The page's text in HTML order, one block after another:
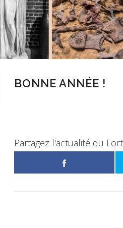
BONNE ANNÉE !
Partagez l'actualité du